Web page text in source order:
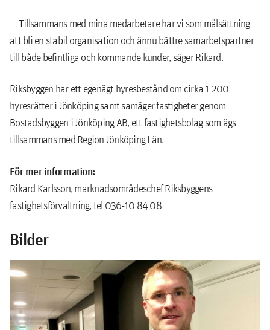
– Tillsammans med mina medarbetare har vi som målsättning
att bli en stabil organisation och ännu bättre samarbetspartner
till både befintliga och kommande kunder, säger Rikard.
Riksbyggen har ett egenägt hyresbestånd om cirka 1 200
hyresrätter i Jönköping samt samäger fastigheter genom
Bostadsbyggen i Jönköping AB, ett fastighetsbolag som ägs
tillsammans med Region Jönköping Län.
För mer information:
Rikard Karlsson, marknadsområdeschef Riksbyggens
fastighetsförvaltning, tel 036-10 84 08
Bilder